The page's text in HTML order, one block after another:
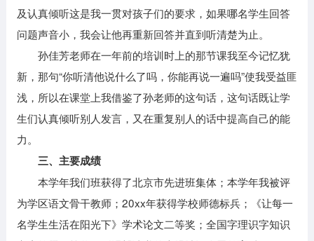
及认真倾听这是我一贯对孩子们的要求，如果哪名学生回答
问题声音小，我会让他再重新回答并直到听清楚为止。
孙佳芳老师在一年前的培训时上的那节课我至今记忆犹
新，那句“你听清他说什么了吗，你能再说一遍吗”使我受益匪
浅，所以在课堂上我借鉴了孙老师的这句话，这句话既让学
生们认真倾听别人发言，又在重复别人的话中提高自己的能
力。
三、主要成绩
本学年我们班获得了北京市先进班集体；本学年我被评
为学区语文骨干教师；20xx年获得学校师德标兵；《让每一
名学生生活在阳光下》学术论文二等奖；全国字理识字知识